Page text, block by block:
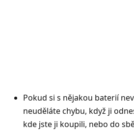
Pokud si s nějakou baterií
neuděláte chybu, když ji
kde jste ji koupili, nebo do